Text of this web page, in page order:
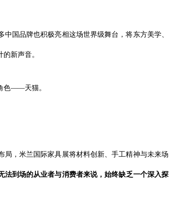
国品牌也积极亮相这场世界级舞台，将东方美学、
新声音。
色——天猫。
，米兰国际家具展将材料创新、手工精神与未来场
法到场的从业者与消费者来说，始终缺乏一个深入探